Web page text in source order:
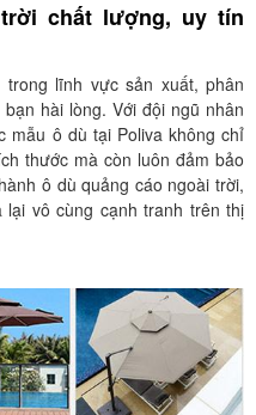
chất lượng, uy tín
trong lĩnh vực sản xuất, phân
hài lòng. Với đội ngũ nhân
mẫu ô dù tại Poliva không chỉ
thước mà còn luôn đảm bảo
ô dù quảng cáo ngoài trời,
vô cùng cạnh tranh trên thị